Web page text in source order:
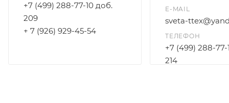
+7 (499) 288-77-10 доб.
209
+ 7 (926) 929-45-54
E-MAIL
sveta-
ТЕЛЕФОН
+7 (499) 288-77-
214